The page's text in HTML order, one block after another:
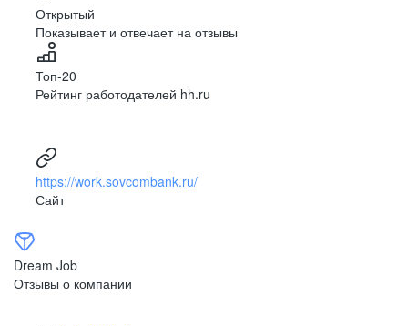
Открытый
Показывает и отвечает на отзывы
Топ-20
Рейтинг работодателей hh.ru
https://work.sovcombank.ru/
Сайт
Dream Job
Отзывы о компании